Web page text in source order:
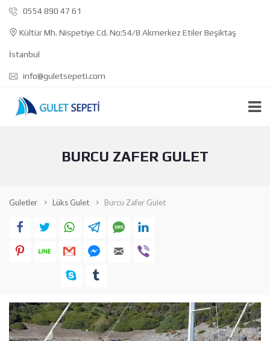
0554 890 47 61
Kültür Mh. Nispetiye Cd. No:54/8 Akmerkez Etiler Beşiktaş
İstanbul
info@guletsepeti.com
BURCU ZAFER GULET
Guletler Lüks Gulet Burcu Zafer Gulet